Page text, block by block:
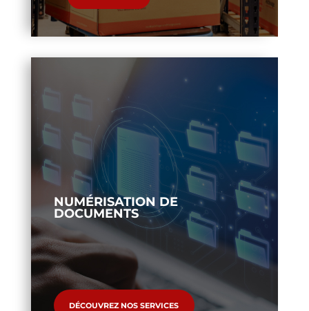
NUMÉRISATION DE
DOCUMENTS
DÉCOUVREZ NOS SERVICES